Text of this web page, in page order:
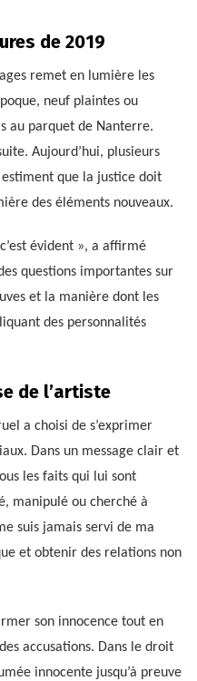
de 2019
remet en lumière les
neuf plaintes ou
au parquet de Nanterre.
Aujourd’hui, plusieurs
que la justice doit
des éléments nouveaux.
évident », a affirmé
questions importantes sur
et la manière dont les
des personnalités
de l’artiste
a choisi de s’exprimer
Dans un message clair et
les faits qui lui sont
manipulé ou cherché à
suis jamais servi de ma
et obtenir des relations non
son innocence tout en
accusations. Dans le droit
innocente jusqu’à preuve